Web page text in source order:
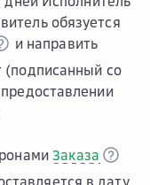
обязуется
и направить
(подписанный со
Заказа
в дату